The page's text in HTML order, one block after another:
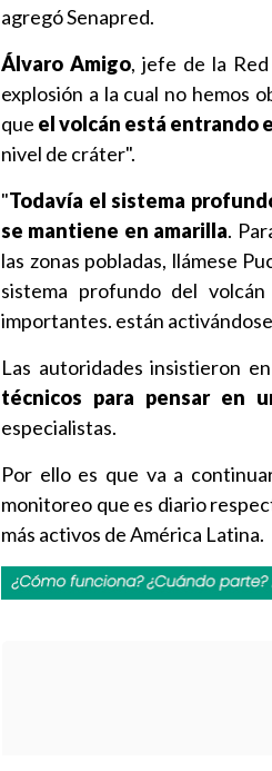
agregó Senapred.
Álvaro Amigo, jefe de la
explosión a la cual no hemos
que el volcán está entrando
nivel de cráter".
"Todavía el sistema
se mantiene en amarilla.
las zonas pobladas, llámese
sistema profundo del
importantes. están
Las autoridades insistieron
técnicos para pensar en
especialistas.
Por ello es que va a
monitoreo que es diario
más activos de América Latina.